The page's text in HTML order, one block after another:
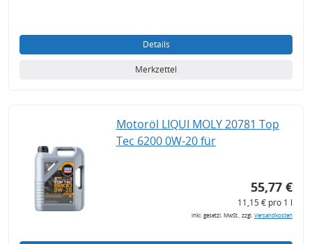
Details
Merkzettel
Motoröl LIQUI MOLY 20781 Top
Tec 6200 0W-20 für
55,77 €
11,15 € pro 1 l
inkl. gesetzl. MwSt., zzgl.Versandkosten